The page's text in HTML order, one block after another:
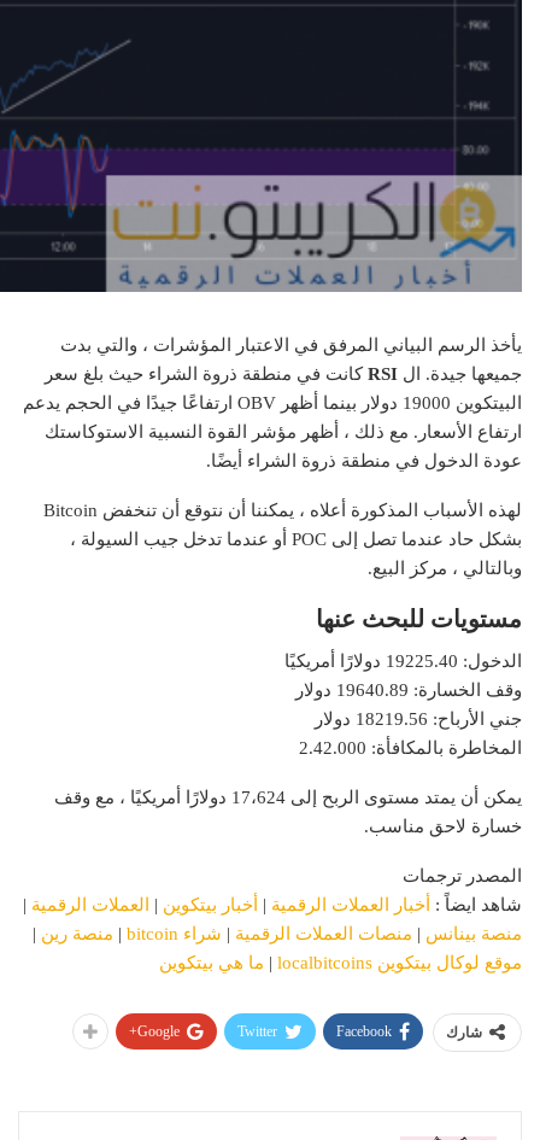
يأخذ الرسم البياني المرفق في الاعتبار المؤشرات ، والتي بدت
جميعها جيدة. ال RSIكانت في منطقة ذروة الشراء حيث بلغ سعر
البيتكوين 19000 دولار بينما أظهر OBV ارتفاعًا جيدًا في الحجم يدعم
ارتفاع الأسعار. مع ذلك ، أظهر مؤشر القوة النسبية الاستوكاستك
عودة الدخول في منطقة ذروة الشراء أيضًا.
لهذه الأسباب المذكورة أعلاه ، يمكننا أن نتوقع أن تنخفض Bitcoin
بشكل حاد عندما تصل إلى POC أو عندما تدخل جيب السيولة ،
وبالتالي ، مركز البيع.
مستويات للبحث عنها
الدخول: 19225.40 دولارًا أمريكيًا
وقف الخسارة: 19640.89 دولار
جني الأرباح: 18219.56 دولار
المخاطرة بالمكافأة: 2.42.000
يمكن أن يمتد مستوى الربح إلى 17،624 دولارًا أمريكيًا ، مع وقف
خسارة لاحق مناسب.
المصدر ترجمات
شاهد ايضاً : أخبار العملات الرقمية | أخبار بيتكوين | العملات الرقمية |
منصة بينانس | منصات العملات الرقمية | شراء bitcoin | منصة رين |
موقع لوكال بيتكوين localbitcoins
| ما هي بيتكوين
شارك Facebook
Twitter
Google+